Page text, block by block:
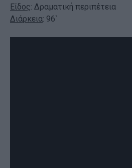
Είδος: Δραματική περιπέτεια
Διάρκεια: 96`